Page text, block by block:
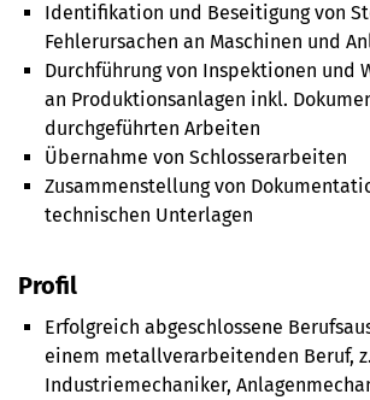
Identifikation und Beseitigung von
Fehlerursachen an Maschinen und
Durchführung von Inspektionen und
an Produktionsanlagen inkl.
durchgeführten Arbeiten
Übernahme von Schlosserarbeiten
Zusammenstellung von
technischen Unterlagen
Profil
Erfolgreich abgeschlossene
einem metallverarbeitenden Beruf,
Industriemechaniker,